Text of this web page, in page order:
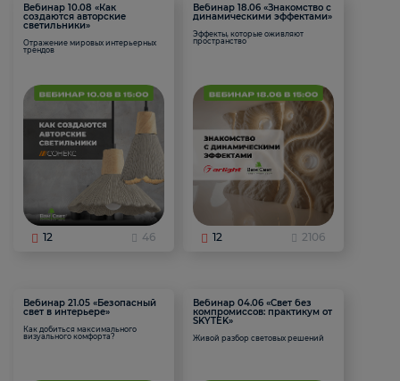
Вебинар 10.08 «Как
создаются авторские
светильники»
Отражение мировых интерьерных
трендов
12 46
Вебинар 18.06 «Знакомство с
динамическими эффектами»
Эффекты, которые оживляют
пространство
12 2106
Вебинар 21.05 «Безопасный
свет в интерьере»
Как добиться максимального
визуального комфорта?
Вебинар 04.06 «Свет без
компромиссов: практикум от
SKYTEK»
Живой разбор световых решений